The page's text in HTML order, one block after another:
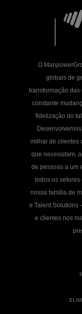
O
globais de
transformação
constante
fidelização do
milhar de clientes
que necessitam,
de pessoas a um
todos os setores
nossa família de
e Talent Solutions
e clientes nos